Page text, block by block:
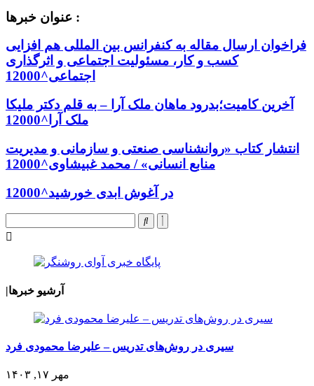
عنوان خبرها :
فراخوان ارسال مقاله به کنفرانس بین المللی هم افزایی
کسب و کار، مسئولیت اجتماعی و اثرگذاری
اجتماعی^12000
آخرین کامیت؛بدرود ماهان ملک آرا – به قلم دکتر ملیکا
ملک آرا^12000
انتشار کتاب «روانشناسی صنعتی و سازمانی و مدیریت
منابع انسانی» / محمد غبیشاوی^12000
در آغوش ابدی خورشید^12000
|آرشیو خبرها
سیری در روش‌های تدریس – علیرضا محمودی فرد
مهر ۱۷, ۱۴۰۳